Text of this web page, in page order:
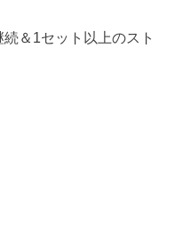
＆1セット以上のスト